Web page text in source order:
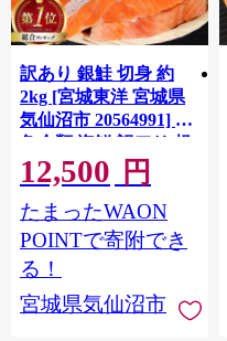
訳あり 銀鮭 切身 約
2kg [宮城東洋 宮城県
気仙沼市 20564991] 鮭
魚介類 海鮮 訳アリ 規
格外 不揃い さけ サケ
鮭切身 シャケ 切り身
冷凍 家庭用 おかず 弁
当 支援 サーモン 銀鮭
切り身 魚 わけあり
12,500 円
たまったWAON
POINTで寄附でき
る！
宮城県気仙沼市